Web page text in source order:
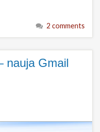
2 comments
nauja Gmail